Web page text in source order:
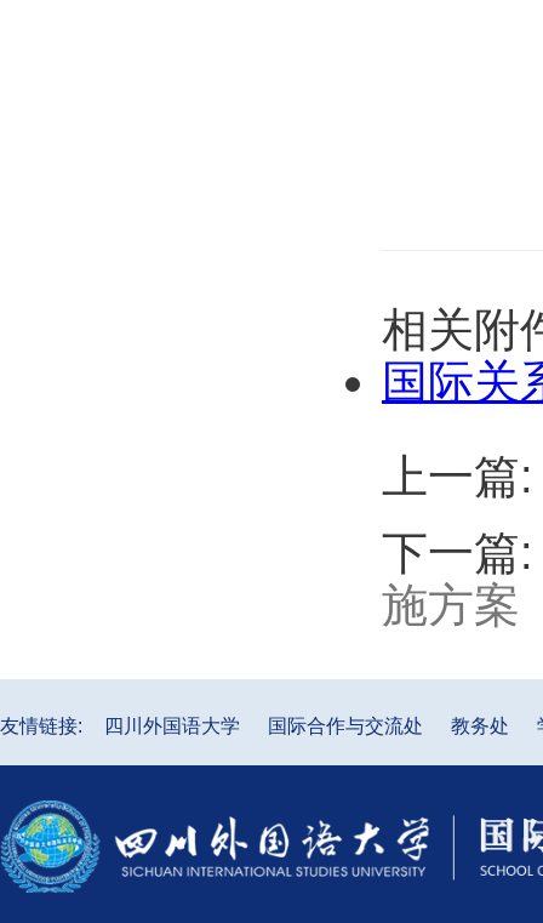
相关附
国际关
上一
下一篇
施方案
友情链接: 四川外国语大学 国际合作与交流处 教务处